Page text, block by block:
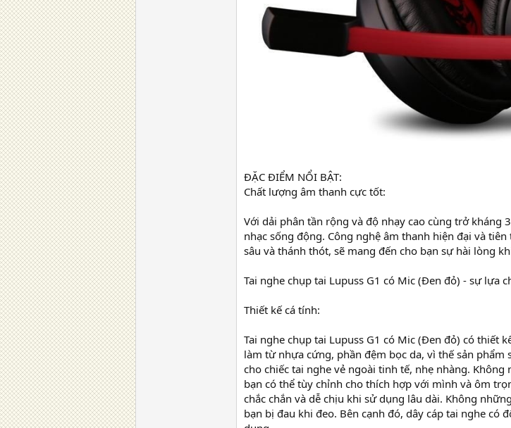
ĐẶC ĐIỂM NỔI BẬT:
Chất lượng âm thanh cực tốt:
Với dải phân tần rộng và độ nhạy cao cùng trở
nhạc sống động. Công nghệ âm thanh hiện đại và
sâu và thánh thót, sẽ mang đến cho bạn sự hài lòng
Tai nghe chụp tai Lupuss G1 có Mic (Đen đỏ) - sự lựa
Thiết kế cá tính:
Tai nghe chụp tai Lupuss G1 có Mic (Đen đỏ) có thiết
làm từ nhựa cứng, phần đệm bọc da, vì thế sản
cho chiếc tai nghe vẻ ngoài tinh tế, nhẹ nhàng.
bạn có thể tùy chỉnh cho thích hợp với mình và ôm
chắc chắn và dễ chịu khi sử dụng lâu dài. Không
bạn bị đau khi đeo. Bên cạnh đó, dây cáp tai nghe có